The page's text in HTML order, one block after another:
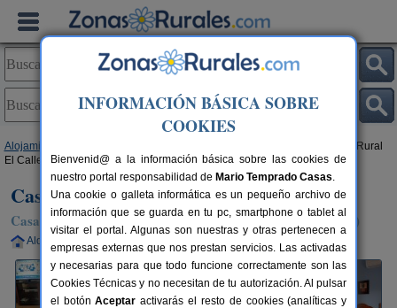
Alojamientos
> Casa Rural
El Callejón
Casa Rural El Callejón
Casa Rural en Casas del Cerro / Alcalá del Jucar (Albacete)
Alquiler completo 45 km de Albacete
INFORMACIÓN BÁSICA SOBRE
COOKIES
Bienvenid@ a la información básica sobre las cookies de
nuestro portal responsabilidad de Mario Temprado Casas.
Una cookie o galleta informática es un pequeño archivo de
información que se guarda en tu pc, smartphone o tablet al
visitar el portal. Algunas son nuestras y otras pertenecen a
empresas externas que nos prestan servicios. Las activadas
y necesarias para que todo funcione correctamente son las
Cookies Técnicas y no necesitan de tu autorización. Al pulsar
el botónAceptar activarás el resto de cookies (analíticas y